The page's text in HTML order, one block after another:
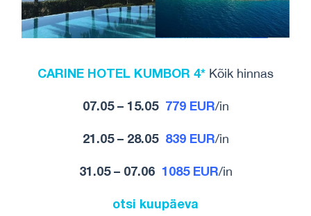
CARINE HOTEL KUMBOR 4* Kõik hinnas
07.05 – 15.05 779 EUR/in
21.05 – 28.05 839 EUR/in
31.05 – 07.06 1085 EUR/in
otsi kuupäeva